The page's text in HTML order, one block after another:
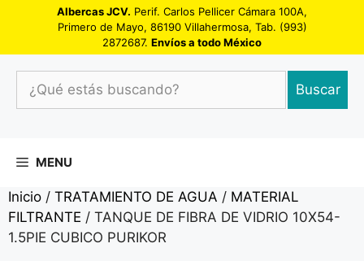
Albercas JCV. Perif. Carlos Pellicer Cámara 100A,
Primero de Mayo, 86190 Villahermosa, Tab. (993)
2872687. Envíos a todo México
¿Qué
estás
Buscar
MENU
Inicio / TRATAMIENTO DE AGUA / MATERIAL
FILTRANTE / TANQUE DE FIBRA DE VIDRIO 10X54-
1.5PIE CUBICO PURIKOR